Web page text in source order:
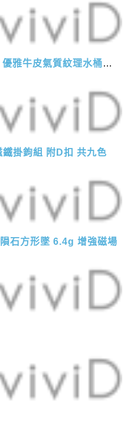
(2色)【XBO7950112】＊艾美時尚(現+預)
掛鉤組 附D扣 共九色
石方形墜 6.4g 增強磁場